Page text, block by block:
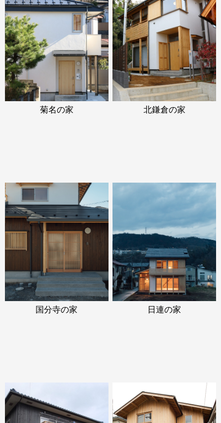
菊名の家 北鎌倉の家
国分寺の家 日連の家